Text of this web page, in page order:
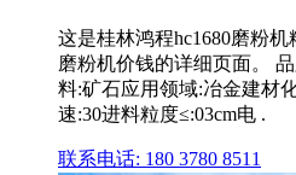
这是桂林鸿程hc1680磨粉
磨粉机价钱的详细页面。
料:矿石应用领域:冶金建材
速:30进料粒度≤:03cm电 .
联系电话: 180 3780 8511